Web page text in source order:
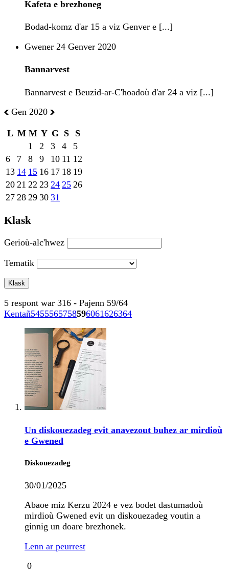
Kafeta e brezhoneg
Bodad-komz d'ar 15 a viz Genver e [...]
Gwener 24 Genver 2020
Bannarvest
Bannarvest e Beuzid-ar-C'hoadoù d'ar 24 a viz [...]
Gen 2020
L M M Y G S
S
1
2 3 4
5
6
7 8 9 10 11 12
13 14 15 16 17 18 19
20 21 22 23 24 25 26
27 28 29 30 31
Klask
Gerioù-alc'hwez
Tematik
5 respont war 316 - Pajenn 59/64
Kentañ5455565758596061626364
Un diskouezadeg evit anavezout buhez ar mirdioù
e Gwened
Diskouezadeg
30/01/2025
Abaoe miz Kerzu 2024 e vez bodet dastumadoù
mirdioù Gwened evit un diskouezadeg voutin a
ginnig un doare brezhonek.
Lenn ar peurrest
0